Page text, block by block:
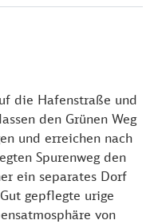
wustrow.de
die Hafenstraße und
den Grünen Weg
und erreichen nach
Spurenweg den
ein separates Dorf
gepflegte urige
von